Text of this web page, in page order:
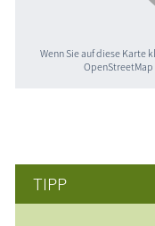
Wenn Sie auf diese Karte
OpenStreetMap
TIPP